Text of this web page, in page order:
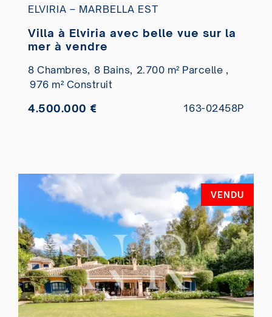
ELVIRIA – MARBELLA EST
Villa à Elviria avec belle vue sur la
mer à vendre
8 Chambres, 8 Bains, 2.700 m² Parcelle ,
976 m² Construit
4.500.000 € 163-02458P
VENDU